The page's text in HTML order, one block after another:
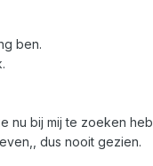
ben.
nu bij mij te zoeken
dus nooit gezien.